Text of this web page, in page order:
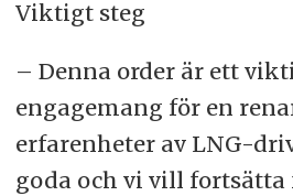
Viktigt steg
– Denna order är ett
engagemang för en
erfarenheter av LNG-
goda och vi vill